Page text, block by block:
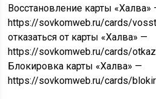
Восстановление карты «Халва»
https://sovkomweb.ru/cards/
отказаться от карты «Халва» —
https://sovkomweb.ru/cards/
Блокировка карты «Халва» —
https://sovkomweb.ru/cards/